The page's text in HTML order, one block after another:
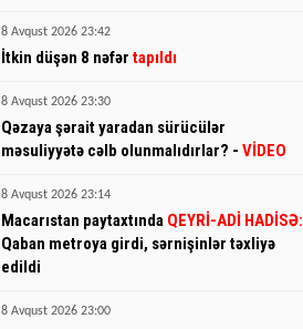
8 Avqust 2026 23:42
İtkin düşən 8 nəfər tapıldı
8 Avqust 2026 23:30
Qəzaya şərait yaradan sürücülər
məsuliyyətə cəlb olunmalıdırlar? - VİDEO
8 Avqust 2026 23:14
Macarıstan paytaxtında QEYRİ-ADİ HADİSƏ:
Qaban metroya girdi, sərnişinlər təxliyə
edildi
8 Avqust 2026 23:00